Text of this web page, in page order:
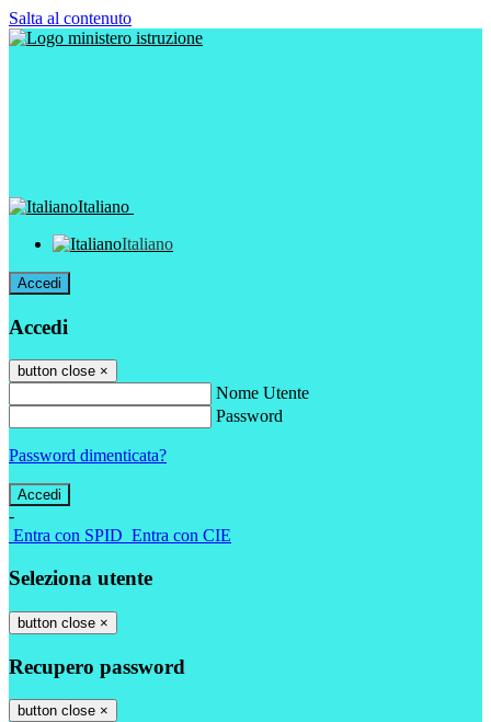
Salta al contenuto
Italiano
Italiano
Accedi
Accedi
button close ×
Nome Utente
Password
Password dimenticata?
-
Entra con SPID Entra con CIE
Seleziona utente
button close ×
Recupero password
button close ×